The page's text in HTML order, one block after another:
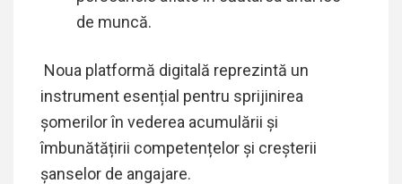
de muncă.
Noua platformă digitală reprezintă un
instrument esențial pentru sprijinirea
șomerilor în vederea acumulării și
îmbunătățirii competențelor și creșterii
șanselor de angajare.